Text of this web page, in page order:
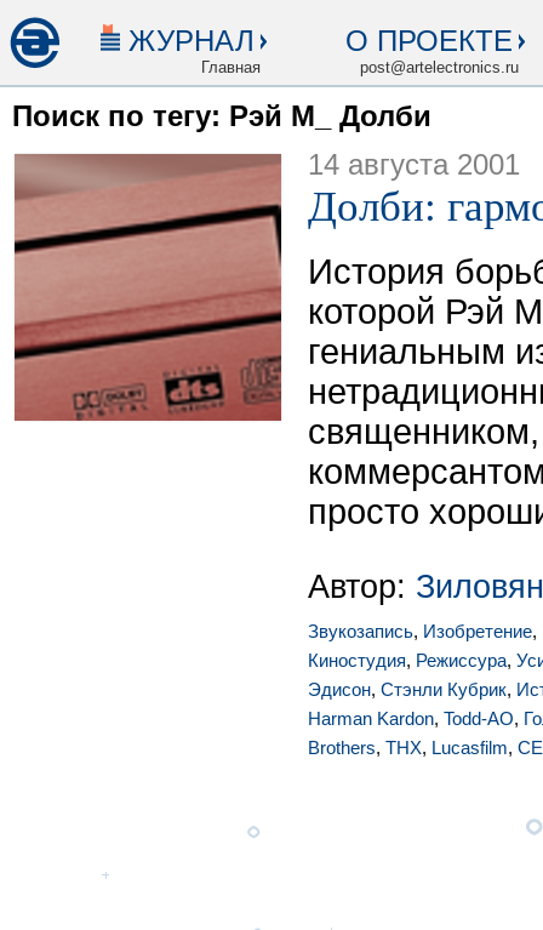
ЖУРНАЛ
Главная
О ПРОЕКТЕ
post@artelectronics.ru
Поиск по тегу: Рэй М_ Долби
14 августа 2001
Долби:
История
которой Рэй
гениальным
просто
Автор:
Звукозапись, Изобретение,
Киностудия, Режиссура,
Эдисон, Стэнли Кубрик,
Harman Kardon, Todd-AO,
Brothers, THX, Lucasfilm,